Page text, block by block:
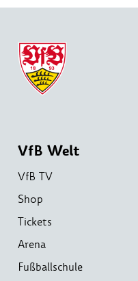
VfB Welt
VfB TV
Shop
Tickets
Arena
Fußballschule